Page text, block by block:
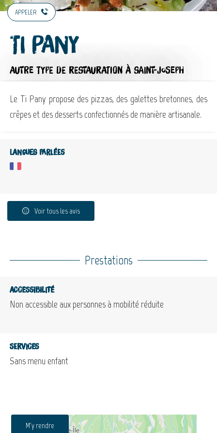
APPELER
Ti Pany
AUTRE TYPE DE RESTAURATION À SAINT-JOSEPH
Le Ti Pany propose des pizzas, des galettes bretonnes, des
crêpes et des desserts confectionnés de manière artisanale.
Langues parlées
Voir tous les avis
Prestations
Accessibilité
Non accessible aux personnes à mobilité réduite
Services
Sans menu enfant
M'y rendre